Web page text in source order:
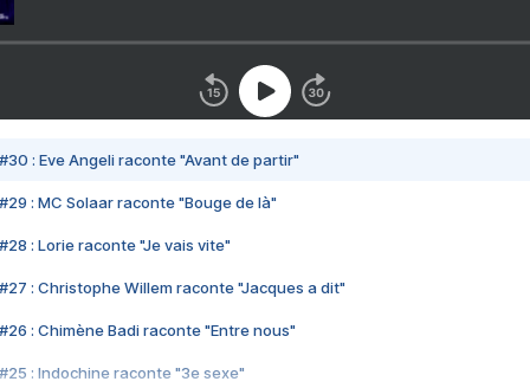
#30 : Eve Angeli raconte "Avant de partir"
#29 : MC Solaar raconte "Bouge de là"
#28 : Lorie raconte "Je vais vite"
#27 : Christophe Willem raconte "Jacques a dit"
#26 : Chimène Badi raconte "Entre nous"
#25 : Indochine raconte "3e sexe"